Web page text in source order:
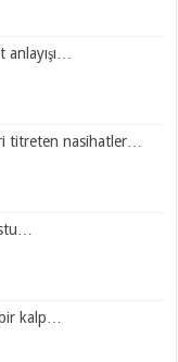
titreten nasihatler…
bir kalp…